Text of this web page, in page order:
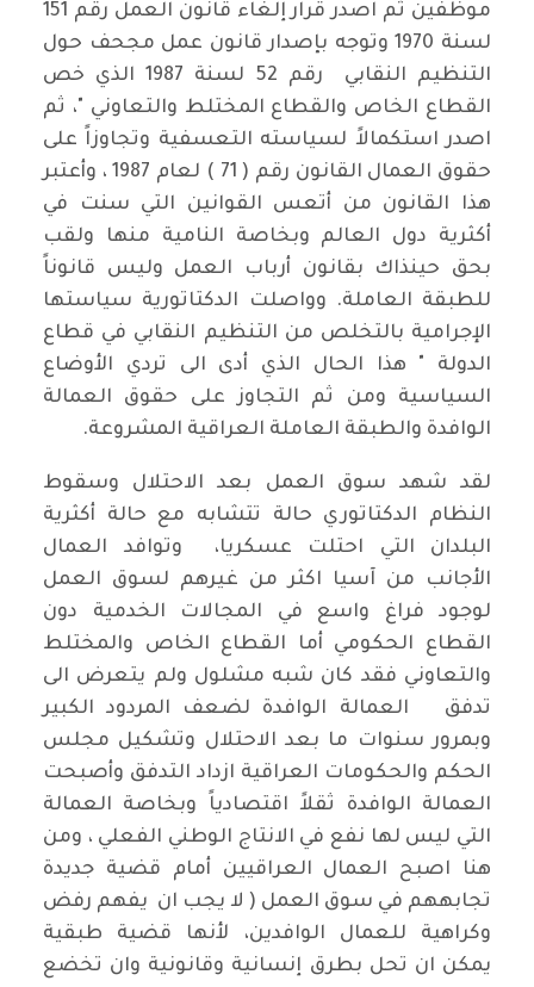
موظفين ثم اصدر قرار إلغاء قانون العمل رقم 151
لسنة 1970 وتوجه بإصدار قانون عمل مجحف حول
التنظيم النقابي رقم 52 لسنة 1987 الذي خص
القطاع الخاص والقطاع المختلط والتعاوني "، ثم
اصدر استكمالاً لسياسته التعسفية وتجاوزاً على
حقوق العمال القانون رقم ( 71 ) لعام 1987 ، وأعتبر
هذا القانون من أتعس القوانين التي سنت في
أكثرية دول العالم وبخاصة النامية منها ولقب
بحق حينذاك بقانون أرباب العمل وليس قانوناً
للطبقة العاملة. وواصلت الدكتاتورية سياستها
الإجرامية بالتخلص من التنظيم النقابي في قطاع
الدولة " هذا الحال الذي أدى الى تردي الأوضاع
السياسية ومن ثم التجاوز على حقوق العمالة
الوافدة والطبقة العاملة العراقية المشروعة.
لقد شهد سوق العمل بعد الاحتلال وسقوط
النظام الدكتاتوري حالة تتشابه مع حالة أكثرية
البلدان التي احتلت عسكريا، وتوافد العمال
الأجانب من آسيا اكثر من غيرهم لسوق العمل
لوجود فراغ واسع في المجالات الخدمية دون
القطاع الحكومي أما القطاع الخاص والمختلط
والتعاوني فقد كان شبه مشلول ولم يتعرض الى
تدفق العمالة الوافدة لضعف المردود الكبير
وبمرور سنوات ما بعد الاحتلال وتشكيل مجلس
الحكم والحكومات العراقية ازداد التدفق وأصبحت
العمالة الوافدة ثقلاً اقتصادياً وبخاصة العمالة
التي ليس لها نفع في الانتاج الوطني الفعلي ، ومن
هنا اصبح العمال العراقيين أمام قضية جديدة
تجابههم في سوق العمل ( لا يجب ان يفهم رفض
وكراهية للعمال الوافدين، لأنها قضية طبقية
يمكن ان تحل بطرق إنسانية وقانونية وان تخضع